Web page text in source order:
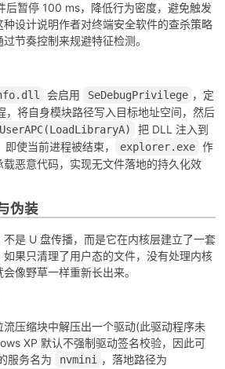
后暂停 100 ms，降低行为密度，避免触发
设计说明作者对终端安全软件的查杀策略
节奏控制来规避特征检测。
会启用 SeDebugPrivilege ，定
，将自身模块路径写入目标地址空间，然后
把 DLL 注入到
使当前进程被结束，
explorer.exe 作
恶意代码，实现无文件落地的持久化效
伪装
是 U 盘传播，而是它在内核层建立了一套
果只清理了用户态的文件，没有处理内核
像野草一样重新长出来。
流压缩块中解压出一个驱动(此驱动程序未
XP 默认不强制驱动签名校验，因此可
服务名为
nvmini ，落地路径为